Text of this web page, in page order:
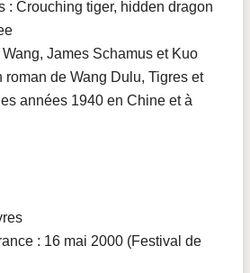
: Crouching tiger, hidden dragon
James Schamus et Kuo
roman de Wang Dulu, Tigres et
années 1940 en Chine et à
: 16 mai 2000 (Festival de